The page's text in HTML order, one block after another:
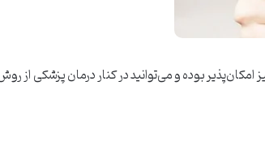
بوده و می‌توانید در کنار درمان پزشکی از